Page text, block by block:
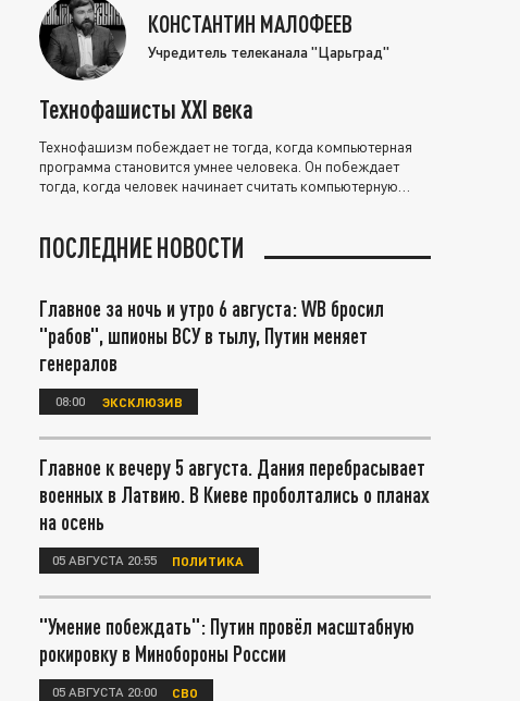
КОНСТАНТИН МАЛОФЕЕВ
Учредитель телеканала "Царьград"
Технофашисты XXI века
Технофашизм побеждает не тогда, когда компьютерная
программа становится умнее человека. Он побеждает
тогда, когда человек начинает считать компьютерную
ПОСЛЕДНИЕ НОВОСТИ
Главное за ночь и утро 6 августа: WB бросил
"рабов", шпионы ВСУ в тылу, Путин меняет
генералов
08:00 ЭКСКЛЮЗИВ
Главное к вечеру 5 августа. Дания перебрасывает
военных в Латвию. В Киеве проболтались о планах
на осень
05 АВГУСТА 20:55 ПОЛИТИКА
"Умение побеждать": Путин провёл масштабную
рокировку в Минобороны России
05 АВГУСТА 20:00 СВО